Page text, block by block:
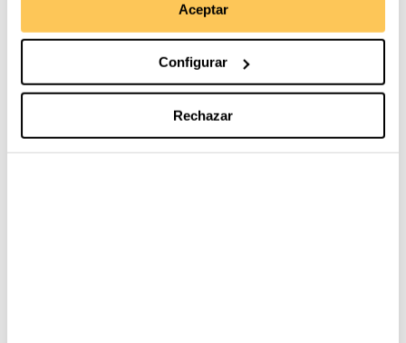
Aceptar
Configurar
Rechazar
Derechos de la infancia